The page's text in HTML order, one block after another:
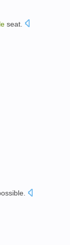
seat